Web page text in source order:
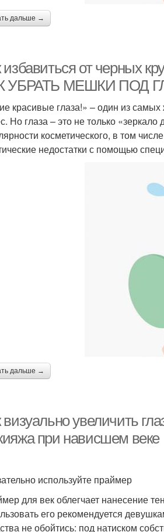
дальше →
избавиться от черных
УБРАТЬ МЕШКИ ПОД
красивые глаза!» – один из
Но глаза – это не только
косметического, в том
недостатки с помощью
дальше →
визуально увеличить
при нависшем веке
используйте праймер
для век облегчает нанесение
его рекомендуется
не обойтись: под натиском